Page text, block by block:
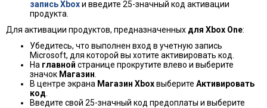
запись Xboxи введите 25-значный код активации
продукта.
Для активации продуктов, предназначенных для Xbox One:
Убедитесь, что выполнен вход в учетную запись
Microsoft, для которой вы хотите активировать код.
На главной странице прокрутите влево и выберите
значок Магазин
В центре экрана Магазин Xboxвыберите Активировать
код
Введите свой 25-значный код предоплаты и выберите